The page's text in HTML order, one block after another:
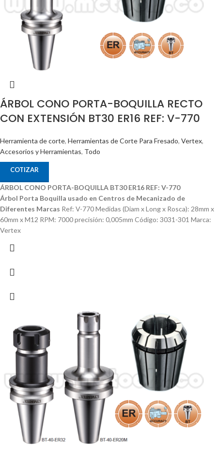
ÁRBOL CONO PORTA-BOQUILLA RECTO
CON EXTENSIÓN BT30 ER16 REF: V-770
Herramienta de corte, Herramientas de Corte Para Fresado, Vertex,
Accesorios y Herramientas, Todo
COTIZAR
ÁRBOL CONO PORTA-BOQUILLA BT30 ER16 REF: V-770
Árbol Porta Boquilla usado en Centros de Mecanizado de
Diferentes Marcas Ref: V-770 Medidas (Diam x Long x Rosca): 28mm x
60mm x M12 RPM: 7000 precisión: 0,005mm Código: 3031-301 Marca:
Vertex